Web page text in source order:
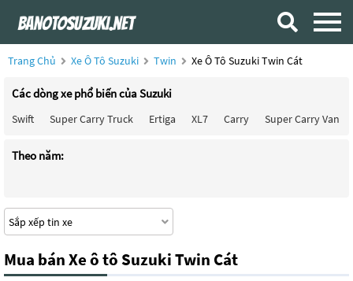
Trang Chủ Xe Ô Tô Suzuki Twin Xe Ô Tô Suzuki Twin Cát
Các dòng xe phổ biến của Suzuki
Swift Super Carry Truck Ertiga XL7 Carry Super Carry Van
Theo năm:
Mua bán Xe ô tô Suzuki Twin Cát